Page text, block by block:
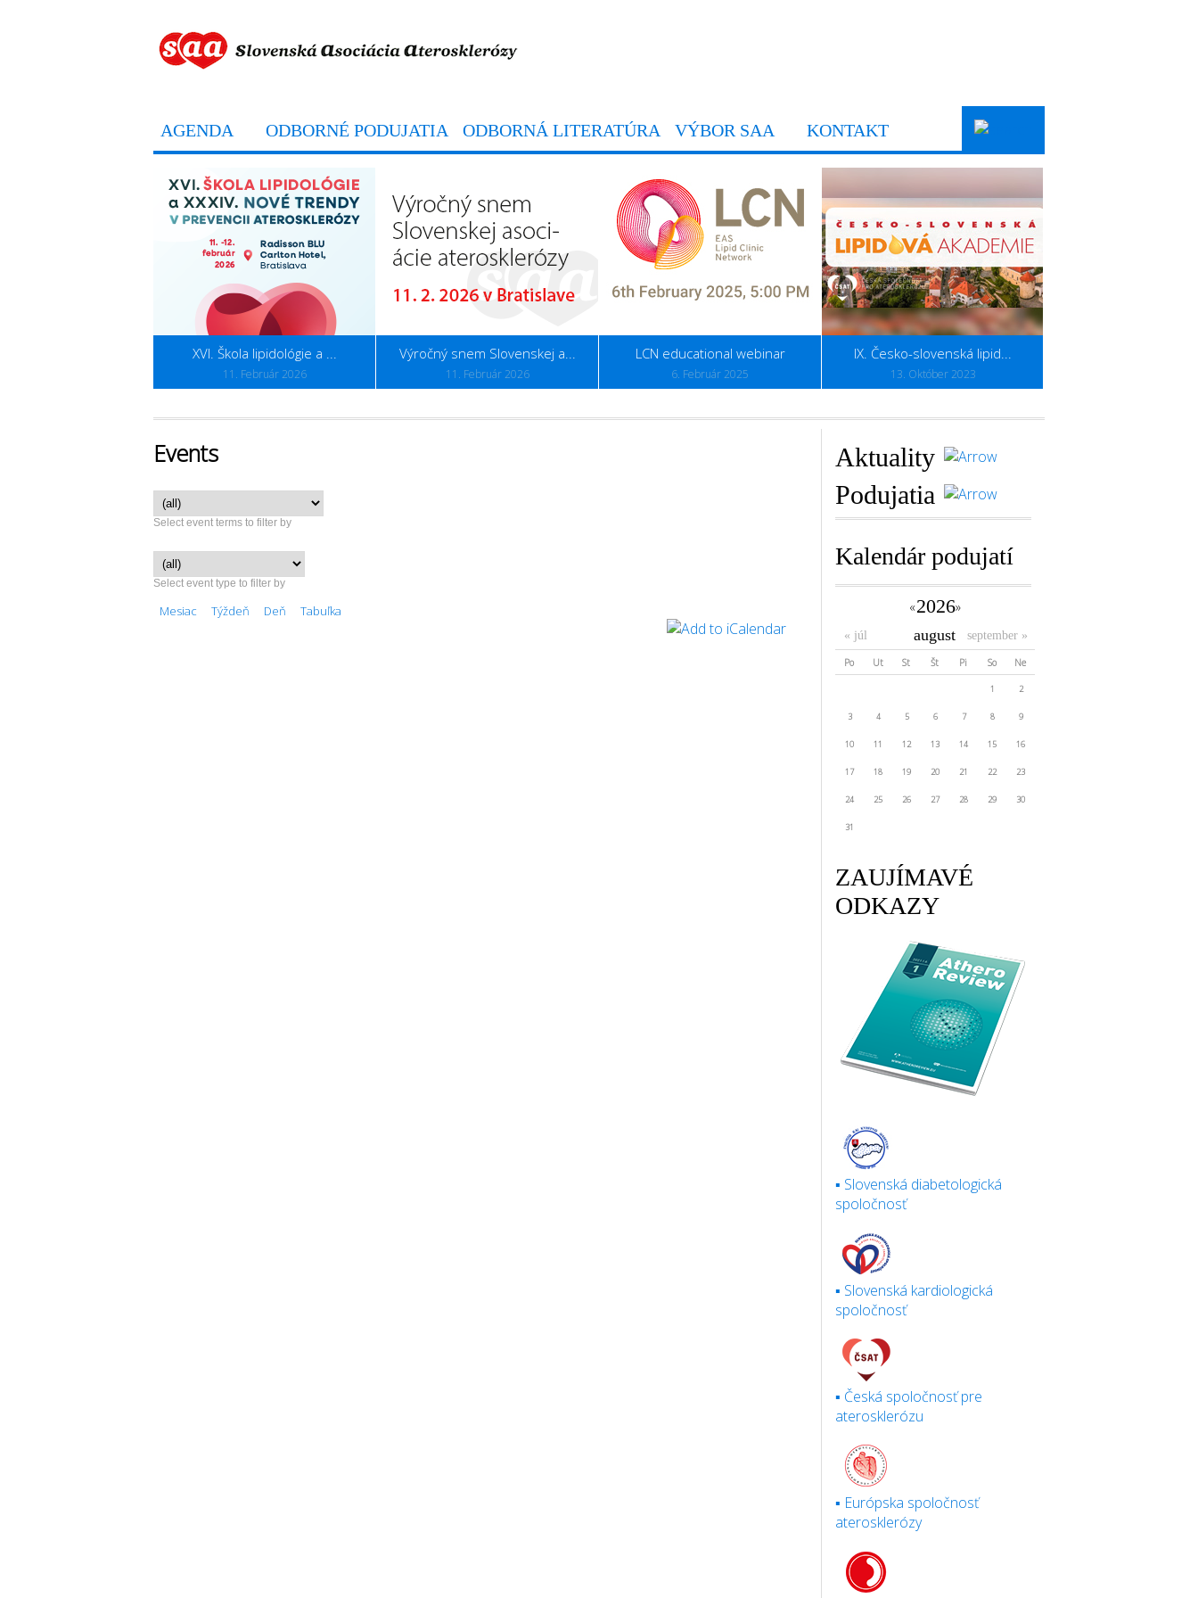
AGENDA ODBORNÉ PODUJATIA ODBORNÁ LITERATÚRA VÝBOR SAA KONTAKT
XVI. Škola lipidológie a ...
11. Február 2026
Výročný snem Slovenskej a...
11. Február 2026
LCN educational webinar
6. Február 2025
IX. Česko-slovenská lipid...
13. Október 2023
Events
Select event terms to filter by
Select event type to filter by
Mesiac Týždeň Deň Tabuľka
Aktuality
Podujatia
Kalendár podujatí
«2026»
« júl august september »
Po Ut St Št Pi So Ne
1 2
3 4 5 6 7 8 9
10 11 12 13 14 15 16
17 18 19 20 21 22 23
24 25 26 27 28 29 30
31
ZAUJÍMAVÉ
ODKAZY
▪ Slovenská diabetologická
spoločnosť
▪ Slovenská kardiologická
spoločnosť
▪ Česká spoločnosť pre
aterosklerózu
▪ Európska spoločnosť
aterosklerózy